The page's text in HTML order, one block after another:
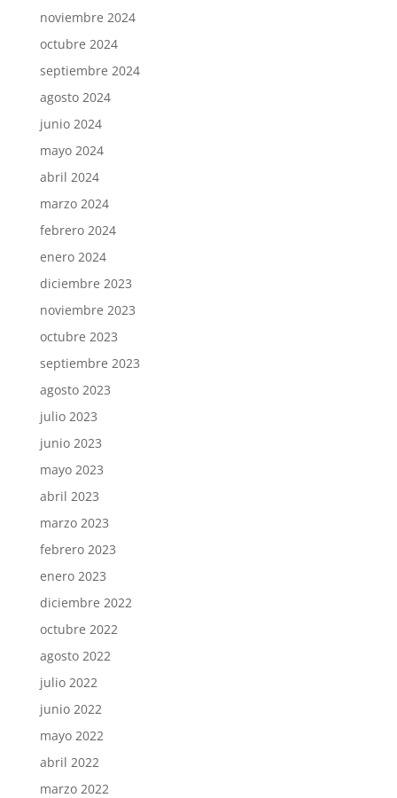
noviembre 2024
octubre 2024
septiembre 2024
agosto 2024
junio 2024
mayo 2024
abril 2024
marzo 2024
febrero 2024
enero 2024
diciembre 2023
noviembre 2023
octubre 2023
septiembre 2023
agosto 2023
julio 2023
junio 2023
mayo 2023
abril 2023
marzo 2023
febrero 2023
enero 2023
diciembre 2022
octubre 2022
agosto 2022
julio 2022
junio 2022
mayo 2022
abril 2022
marzo 2022